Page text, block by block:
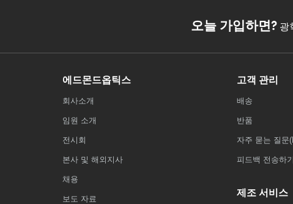
오늘 가입하면?광
에드몬드옵틱스
회사소개
임원 소개
전시회
본사 및 해외지사
채용
보도 자료
고객 관리
배송
반품
자주 묻는 질문
피드백 전송하기
제조 서비스